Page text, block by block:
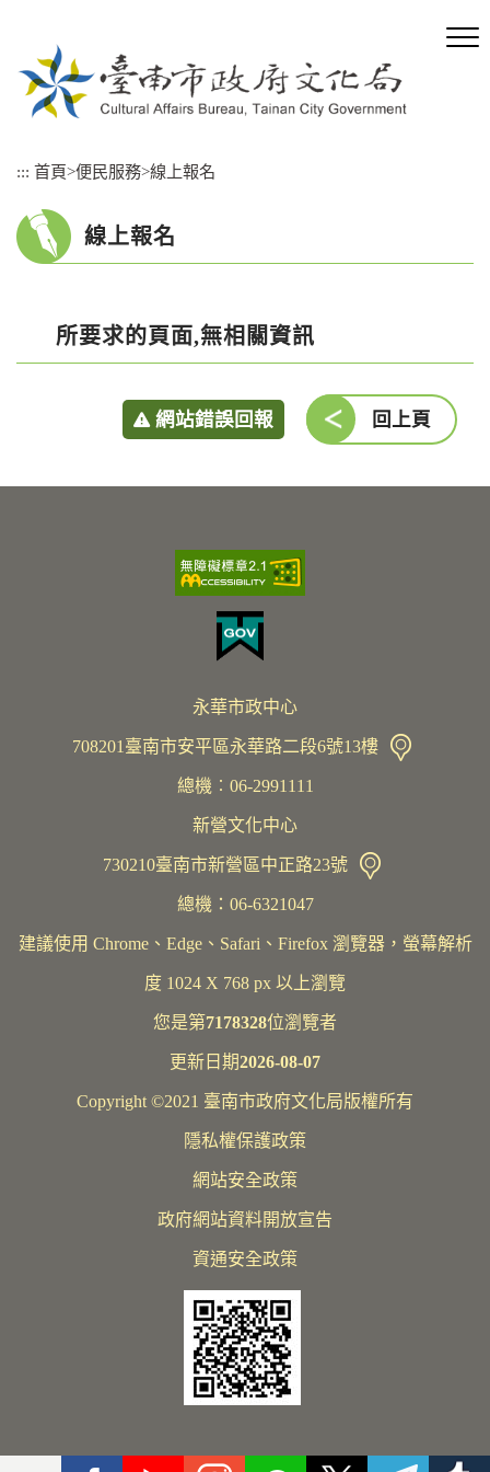
::: 首頁>便民服務>線上報名
線上報名
所要求的頁面,無相關資訊
網站錯誤回報 回上頁
永華市政中心
708201臺南市安平區永華路二段6號13樓
總機︰06-2991111
新營文化中心
730210臺南市新營區中正路23號
總機：06-6321047
建議使用 Chrome、Edge、Safari、Firefox 瀏覽器，螢幕解析
度 1024 X 768 px 以上瀏覽
您是第7178328位瀏覽者
更新日期2026-08-07
Copyright ©2021 臺南市政府文化局版權所有
隱私權保護政策
網站安全政策
政府網站資料開放宣告
資通安全政策